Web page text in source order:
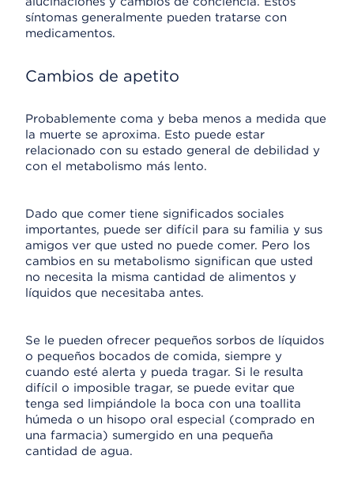
síntomas generalmente pueden tratarse con
medicamentos.
Cambios de apetito
Probablemente coma y beba menos a medida que
la muerte se aproxima. Esto puede estar
relacionado con su estado general de debilidad y
con el metabolismo más lento.
Dado que comer tiene significados sociales
importantes, puede ser difícil para su familia y sus
amigos ver que usted no puede comer. Pero los
cambios en su metabolismo significan que usted
no necesita la misma cantidad de alimentos y
líquidos que necesitaba antes.
Se le pueden ofrecer pequeños sorbos de líquidos
o pequeños bocados de comida, siempre y
cuando esté alerta y pueda tragar. Si le resulta
difícil o imposible tragar, se puede evitar que
tenga sed limpiándole la boca con una toallita
húmeda o un hisopo oral especial (comprado en
una farmacia) sumergido en una pequeña
cantidad de agua.